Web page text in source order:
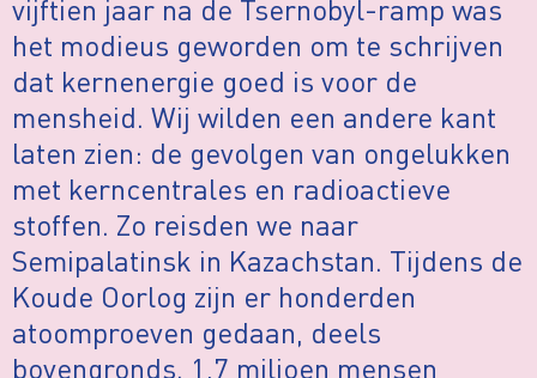
vijftien jaar na de Tsernobyl-ramp was
het modieus geworden om te schrijven
dat kernenergie goed is voor de
mensheid. Wij wilden een andere kant
laten zien: de gevolgen van ongelukken
met kerncentrales en radioactieve
stoffen. Zo reisden we naar
Semipalatinsk in Kazachstan. Tijdens de
Koude Oorlog zijn er honderden
atoomproeven gedaan, deels
bovengronds. 1,7 miljoen mensen